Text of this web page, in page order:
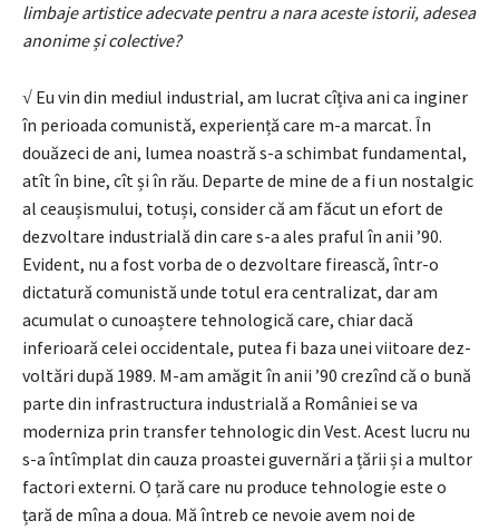
limbaje artistice adecvate pentru a nara aceste istorii, adesea
anonime și colective?
√ Eu vin din mediul industrial, am lucrat cîți­va ani ca inginer
în perioada comunistă, ex­periență care m-a marcat. În
douăzeci de ani, lumea noastră s-a schimbat fun­damental,
atît în bine, cît și în rău. Departe de mine de a fi un nostalgic
al ceaușismului, totuși, con­sider că am făcut un efort de
dezvoltare industrială din care s-a ales praful în anii ’90.
Evident, nu a fost vorba de o dezvoltare firească, într-o
dictatură comunis­tă unde totul era centralizat, dar am
acumulat o cunoaștere tehnologică care, chiar dacă
inferioară celei occidentale, putea fi baza unei viitoare dez­
voltări după 1989. M-am amăgit în anii ’90 crezînd că o bună
parte din infrastructura industrială a Româ­niei se va
moderniza prin transfer tehnologic din Vest. Acest lucru nu
s-a întîmplat din cauza proastei guvernări a țării și a multor
factori externi. O țară care nu produce tehnologie este o
țară de mîna a doua. Mă întreb ce nevoie avem noi de